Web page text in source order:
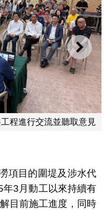
下一
程進行交流並聽取意見
項目的圍堤及涉水代
3月動工以來持續有
目前施工進度，同時